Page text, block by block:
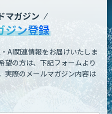
マガジン
ジン登録
AI関連情報をお届けいたしま
望の方は、下記フォームより
実際のメールマガジン内容は